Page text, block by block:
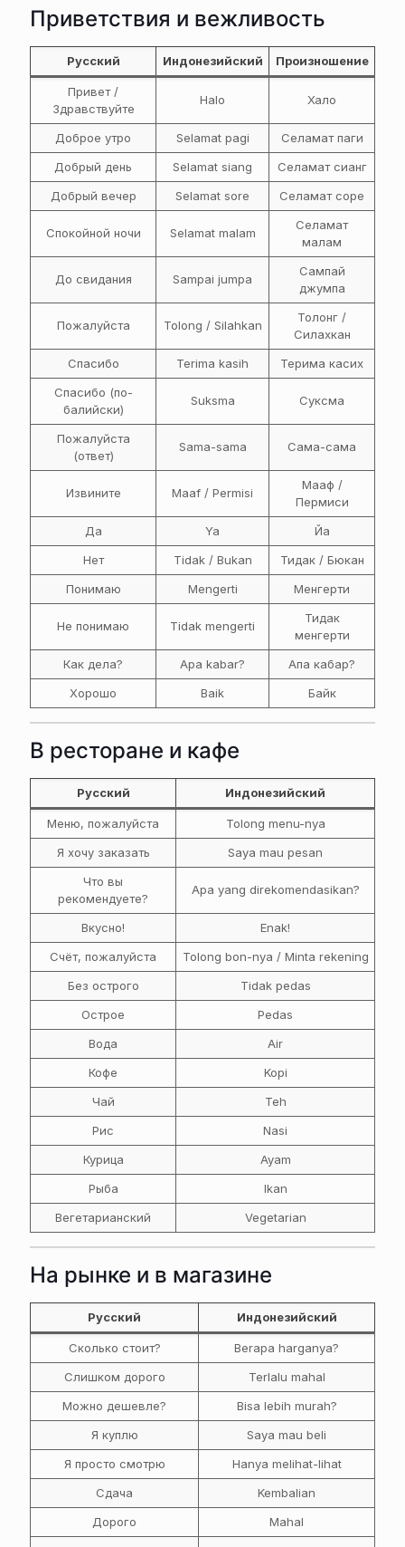
Приветствия и вежливость
Русский Индонезийский Произношение
Привет /
Здравствуйте
Halo Хало
Доброе утро Selamat pagi
Селамат паги
Добрый день
Selamat siang
Селамат сианг
Добрый вечер
Selamat sore Селамат соре
Спокойной ночи Selamat malam
Селамат
малам
До свидания Sampai jumpa
Сампай
джумпа
Пожалуйста Tolong / Silahkan
Толонг /
Силахкан
Спасибо
Terima kasih
Терима касих
Спасибо (по-
балийски)
Suksma Сукcма
Пожалуйста
(ответ)
Sama-sama Сама-сама
Извините Maaf / Permisi
Мааф /
Пермиси
Да
Ya
Йа
Нет
Tidak / Bukan
Тидак / Бюкан
Понимаю
Mengerti Менгерти
Не понимаю Tidak mengerti
Тидак
менгерти
Как дела?
Apa kabar?
Апа кабар?
Хорошо
Baik Байк
В ресторане и кафе
Русский Индонезийский
Меню, пожалуйста
Tolong menu-nya
Я хочу заказать
Saya mau pesan
Что вы
рекомендуете?
Apa yang direkomendasikan?
Вкусно!
Enak!
Счёт, пожалуйста
Tolong bon-nya / Minta rekening
Без острого
Tidak pedas
Острое
Pedas
Вода
Air
Кофе
Kopi
Чай
Teh
Рис
Nasi
Курица
Ayam
Рыба
Ikan
Вегетарианский
Vegetarian
На рынке и в магазине
Русский Индонезийский
Сколько стоит?
Berapa harganya?
Слишком дорого
Terlalu mahal
Можно дешевле?
Bisa lebih murah?
Я куплю
Saya mau beli
Я просто смотрю
Hanya melihat-lihat
Сдача
Kembalian
Дорого
Mahal